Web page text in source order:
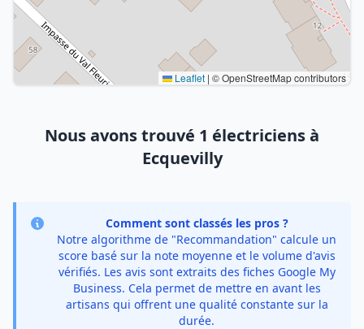
Leaflet | © OpenStreetMap contributors
Nous avons trouvé 1 électriciens à
Ecquevilly
Comment sont classés les pros ?
Notre algorithme de "Recommandation" calcule un
score basé sur la note moyenne et le volume d'avis
vérifiés. Les avis sont extraits des fiches Google My
Business. Cela permet de mettre en avant les
artisans qui offrent une qualité constante sur la
durée.